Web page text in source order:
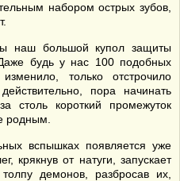
набором острых зубов,
наш большой купол защиты
будь у нас 100 подобных
только отстрочило
пора начинать
столь короткий промежуток
родным.
вспышках появляется уже
крякнув от натуги, запускает
демонов, разбросав их,